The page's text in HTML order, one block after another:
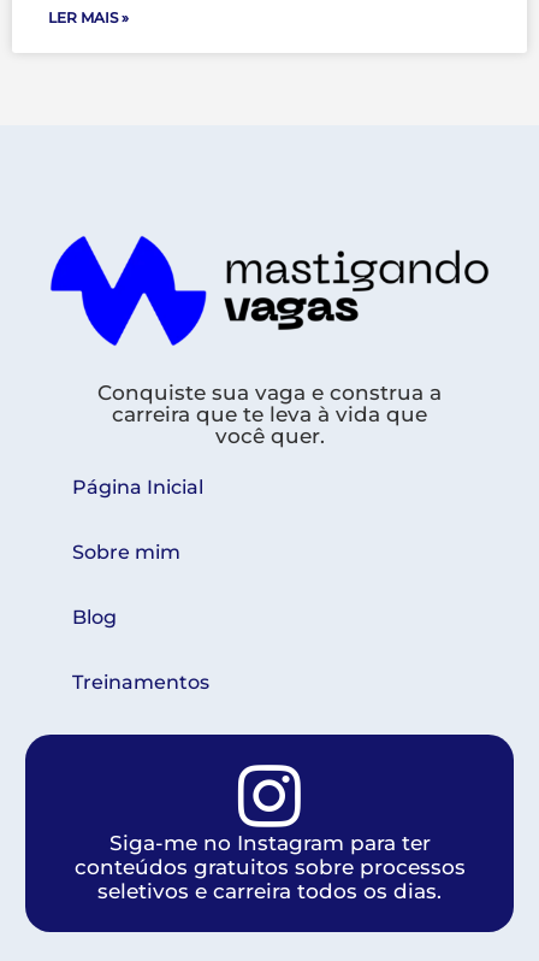
LER MAIS »
Conquiste sua vaga e construa a
carreira que te leva à vida que
você quer.
Página Inicial
Sobre mim
Blog
Treinamentos
Siga-me no Instagram para ter
conteúdos gratuitos sobre processos
seletivos e carreira todos os dias.